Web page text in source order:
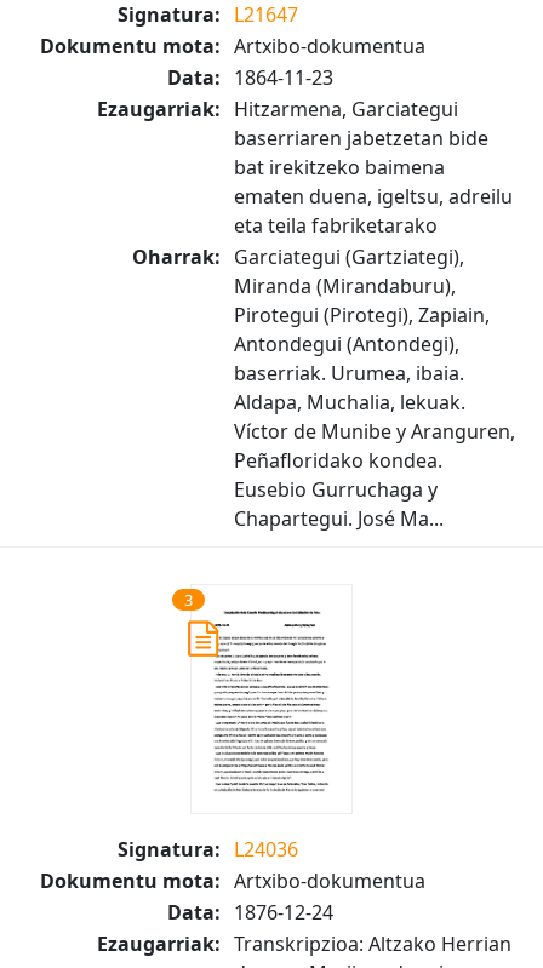
Signatura: L21647
Dokumentu mota: Artxibo-dokumentua
Data: 1864-11-23
Ezaugarriak: Hitzarmena, Garciategui
baserriaren jabetzetan bide
bat irekitzeko baimena
ematen duena, igeltsu, adreilu
eta teila fabriketarako
Oharrak: Garciategui (Gartziategi),
Miranda (Mirandaburu),
Pirotegui (Pirotegi), Zapiain,
Antondegui (Antondegi),
baserriak. Urumea, ibaia.
Aldapa, Muchalia, lekuak.
Víctor de Munibe y Aranguren,
Peñafloridako kondea.
Eusebio Gurruchaga y
Chapartegui. José Ma...
3
Signatura: L24036
Dokumentu mota: Artxibo-dokumentua
Data: 1876-12-24
Ezaugarriak: Transkripzioa: Altzako Herrian